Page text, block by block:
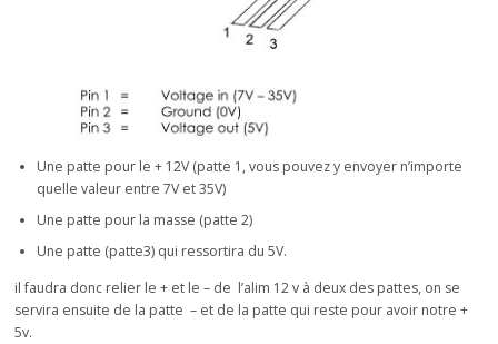
Une patte pour le + 12V (patte 1, vous pouvez y envoyer n’importe
quelle valeur entre 7V et 35V)
Une patte pour la masse (patte 2)
Une patte (patte3) qui ressortira du 5V.
il faudra donc relier le + et le – de l’alim 12 v à deux des pattes, on se
servira ensuite de la patte – et de la patte qui reste pour avoir notre +
5v.